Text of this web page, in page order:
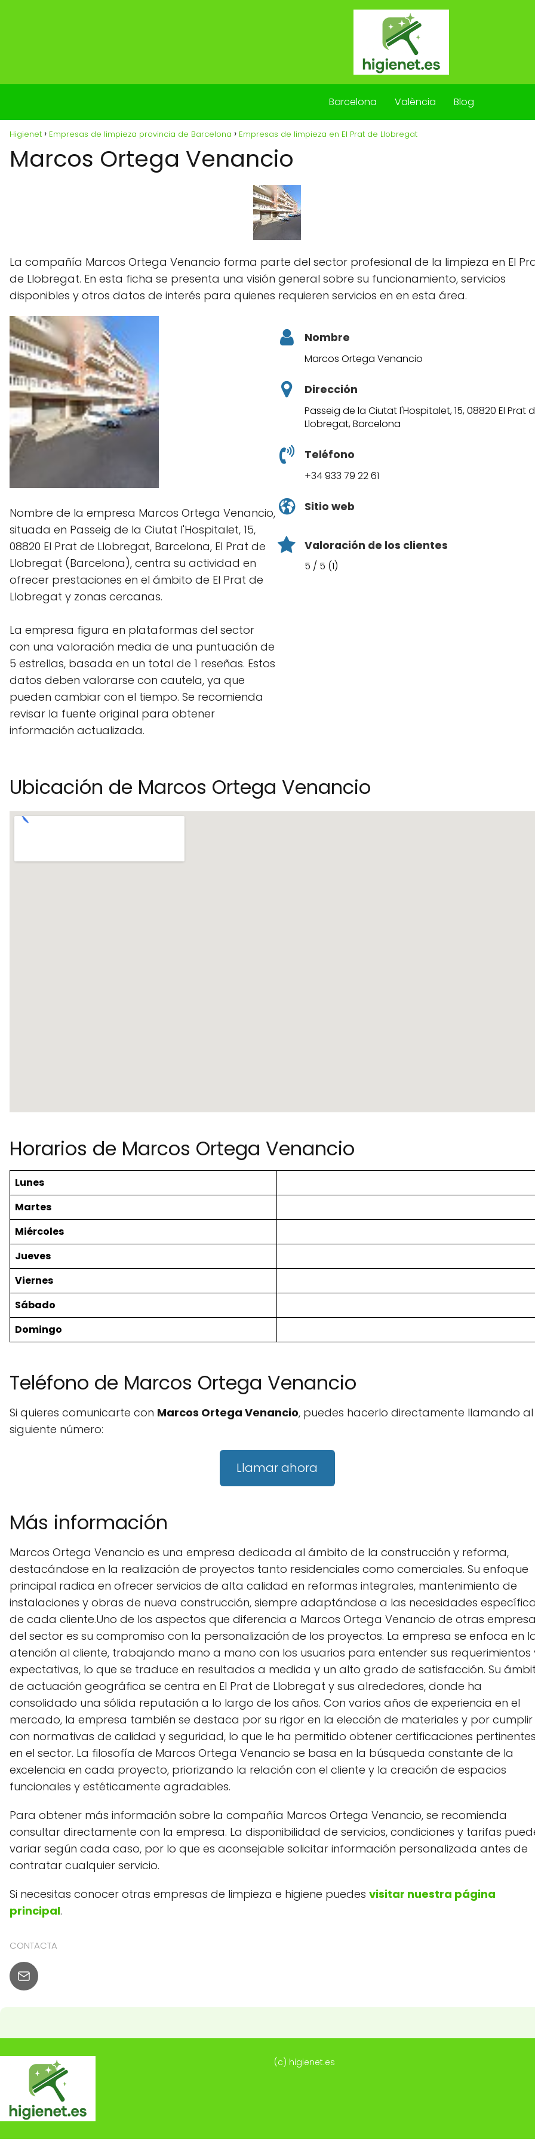
Barcelona València Blog
Higienet Empresas de limpieza provincia de Barcelona Empresas de limpieza en El Prat de Llobregat
Marcos Ortega Venancio
La compañía Marcos Ortega Venancio forma parte del sector profesional de la limpieza en El
de Llobregat. En esta ficha se presenta una visión general sobre su funcionamiento, servicios
disponibles y otros datos de interés para quienes requieren servicios en en esta área.
Nombre de la empresa Marcos Ortega Venancio,
situada en Passeig de la Ciutat l'Hospitalet, 15,
08820 El Prat de Llobregat, Barcelona, El Prat de
Llobregat (Barcelona), centra su actividad en
ofrecer prestaciones en el ámbito de El Prat de
Llobregat y zonas cercanas.
La empresa figura en plataformas del sector
con una valoración media de una puntuación de
5 estrellas, basada en un total de 1 reseñas. Estos
datos deben valorarse con cautela, ya que
pueden cambiar con el tiempo. Se recomienda
revisar la fuente original para obtener
información actualizada.
Nombre
Marcos Ortega Venancio
Dirección
Passeig de la Ciutat l'Hospitalet, 15, 08820 El Prat
Llobregat, Barcelona
Teléfono
+34 933 79 22 61
Sitio web
Valoración de los clientes
5 / 5 (1)
Ubicación de Marcos Ortega Venancio
Horarios de Marcos Ortega Venancio
Lunes
Martes
Miércoles
Jueves
Viernes
Sábado
Domingo
Teléfono de Marcos Ortega Venancio
Si quieres comunicarte con Marcos Ortega Venancio, puedes hacerlo directamente llamando al
siguiente número:
Llamar ahora
Más información
Marcos Ortega Venancio es una empresa dedicada al ámbito de la construcción y reforma,
destacándose en la realización de proyectos tanto residenciales como comerciales. Su enfoque
principal radica en ofrecer servicios de alta calidad en reformas integrales, mantenimiento de
instalaciones y obras de nueva construcción, siempre adaptándose a las necesidades
de cada cliente.Uno de los aspectos que diferencia a Marcos Ortega Venancio de otras
del sector es su compromiso con la personalización de los proyectos. La empresa se enfoca en
atención al cliente, trabajando mano a mano con los usuarios para entender sus requerimientos
expectativas, lo que se traduce en resultados a medida y un alto grado de satisfacción. Su
de actuación geográfica se centra en El Prat de Llobregat y sus alrededores, donde ha
consolidado una sólida reputación a lo largo de los años. Con varios años de experiencia en el
mercado, la empresa también se destaca por su rigor en la elección de materiales y por cumplir
con normativas de calidad y seguridad, lo que le ha permitido obtener certificaciones
en el sector. La filosofía de Marcos Ortega Venancio se basa en la búsqueda constante de la
excelencia en cada proyecto, priorizando la relación con el cliente y la creación de espacios
funcionales y estéticamente agradables.
Para obtener más información sobre la compañía Marcos Ortega Venancio, se recomienda
consultar directamente con la empresa. La disponibilidad de servicios, condiciones y tarifas
variar según cada caso, por lo que es aconsejable solicitar información personalizada antes de
contratar cualquier servicio.
Si necesitas conocer otras empresas de limpieza e higiene puedes visitar nuestra página
principal.
CONTACTA
(c) higienet.es